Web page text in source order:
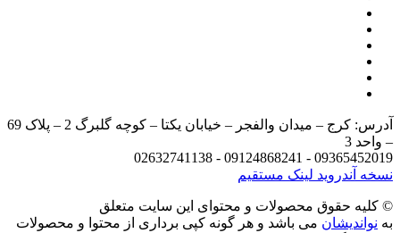
آدرس: کرج – میدان والفجر – خیابان یکتا – کوچه گلبرگ 2 – پلاک 69
3
09365452019 - 09124868241 -
آندرویدلینک مستقیم
حقوق محصولات و محتوای اين سایت متعلق
می باشد و هر گونه کپی برداری از محتوا و محصولات